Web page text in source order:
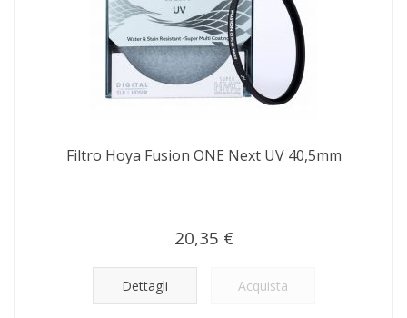
Filtro Hoya Fusion ONE Next UV 40,5mm
20,35 €
Dettagli Acquista